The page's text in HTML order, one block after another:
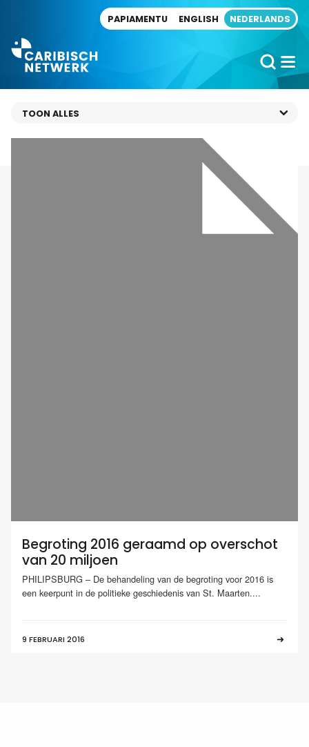
PAPIAMENTU ENGLISH NEDERLANDS
Begroting 2016 geraamd op overschot
van 20 miljoen
PHILIPSBURG – De behandeling van de begroting voor 2016 is
een keerpunt in de politieke geschiedenis van St. Maarten....
9 FEBRUARI 2016